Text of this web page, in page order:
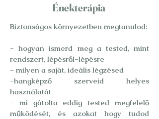
Énekterápia
Biztonságos környezetben megtanulod:
- hogyan ismerd meg a tested, mint
rendszert, lépésről-lépésre
- milyen a saját, ideális légzésed
-hangképző szerveid helyes
használatát
- mi gátolta eddig tested megfelelő
működését, és azokat hogy tudod